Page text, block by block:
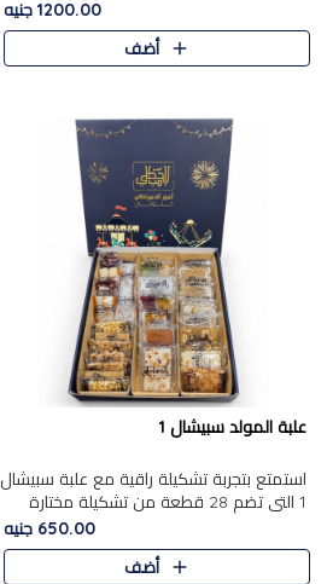
تشكيلة تجمع بين الأصالة والاختيارات الفاخرة.
تحتوي العلبة..
1200.00 جنيه
أضف
علبة المولد سبيشال 1
استمتع بتجربة تشكيلة راقية مع علبة سبيشال
1 التي تضم 28 قطعة من تشكيلة مختارة
بعناية من أفخر حلويات المولد المصرية
الأصلية الشرقية. تحتوي ال..
650.00 جنيه
أضف